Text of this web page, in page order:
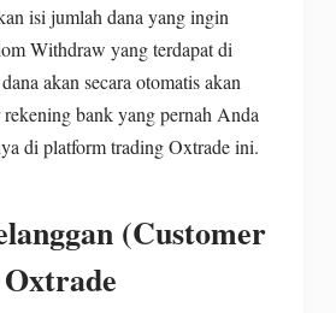
isi jumlah dana yang ingin
Withdraw yang terdapat di
akan secara otomatis akan
bank yang pernah Anda
di platform trading Oxtrade ini.
(Customer